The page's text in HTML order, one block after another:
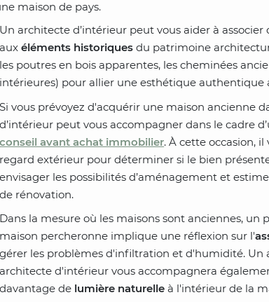
maison de pays.
Un architecte d’intérieur peut vous aider à associer
auxéléments historiques du patrimoine
les poutres en bois apparentes, les cheminées
intérieures) pour allier une esthétique authentique
Si vous prévoyez d'acquérir une maison ancienne
d’intérieur peut vous accompagner dans le cadre
conseil avant achat immobilier. À cette occasion,
regard extérieur pour déterminer si le bien
envisager les possibilités d’aménagement et
de rénovation.
Dans la mesure où les maisons sont anciennes, un
maison percheronne implique une réflexion sur l'
gérer les problèmes d'infiltration et d'humidité. Un
architecte d'intérieur vous accompagnera
davantage de lumière naturelle à l'intérieur de la